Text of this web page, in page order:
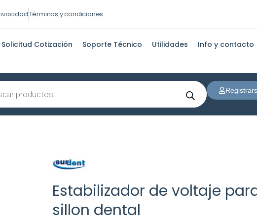
Términos y condiciones
Solicitud Cotización Soporte Técnico Utilidades Info y contacto
Estabilizador de voltaje
sillon dental